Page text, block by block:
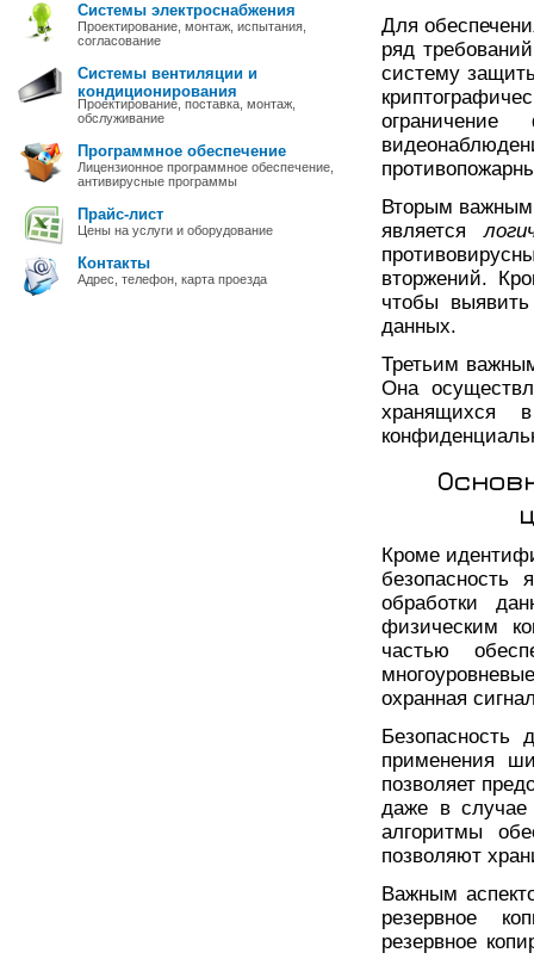
Системы электроснабжения
Проектирование, монтаж, испытания,
согласование
Системы вентиляции и
кондиционирования
Проектирование, поставка, монтаж,
обслуживание
Программное обеспечение
Лицензионное программное обеспечение,
антивирусные программы
Прайс-лист
Цены на услуги и оборудование
Контакты
Адрес, телефон, карта проезда
Для
ряд
систему
Вторым
является
вторжений.
чтобы
данных.
Третьим
Она
хранящихся
Кроме
безопасность
обработки
физическим
частью
охранная
Безопасность
применения
позволяет
даже в
алгоритмы
позволяют
Важным
резервное
резервное